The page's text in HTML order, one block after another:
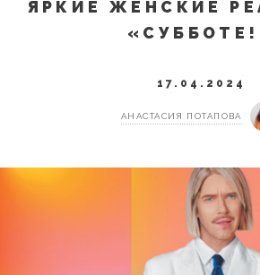
ЯРКИЕ ЖЕНСКИЕ
17.04.2024
АНАСТАСИЯ ПОТАПОВА